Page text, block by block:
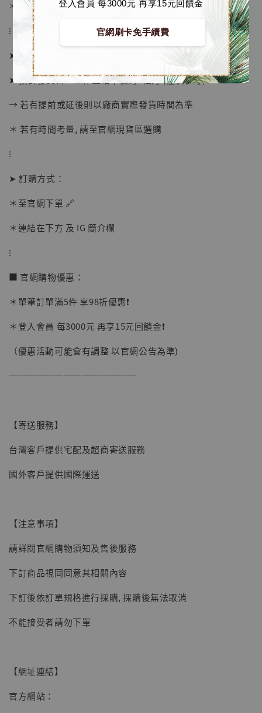
登入會員 每3000元 再享15元回饋金
官網刷卡免手續費
【店內現貨】海賊王 系列蒐藏雕像 布魯克達
NT$ 1,870
【現貨】BJSTUDIO 1/6系列可動蒐藏人偶 讓
NT$ 4,980
NT$ 5,300
加入購物車
＊ 刷卡免手續費
⁝
➤ 預購截止日：待工作室通知
➤ 預計發貨日：工作室結單後約3個月 (僅供參考)
→ 若有提前或延後則以廠商實際發貨時間為準
＊ 若有時間考量, 請至官網現貨區選購
⁝
➤ 訂購方式：
＊至官網下單 🔗
＊連結在下方 及 IG 簡介欄
⁝
■ 官網購物優惠：
＊單筆訂單滿5件 享98折優惠❗️
＊登入會員 每3000元 再享15元回饋金❗️
（優惠活動可能會有調整 以官網公告為準)
──────────────
【寄送服務】
台灣客戶提供宅配及超商寄送服務
國外客戶提供國際運送
【注意事項】
請詳閱官網購物須知及售後服務
下訂商品視同同意其相關內容
下訂後依訂單規格進行採購, 採購後無法取消
不能接受者請勿下單
【網址連結】
官方網站：